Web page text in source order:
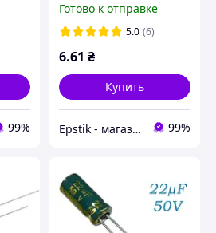
99%
Готово к отправке
5.0 (6)
6.61 ₴
Купить
Epstik - магазин радиокомпонентов 99%